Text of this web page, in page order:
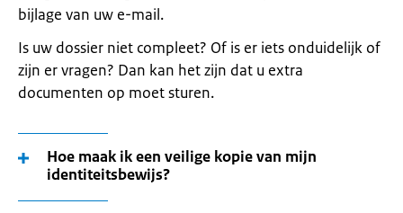
bijlage van uw e-mail.
Is uw dossier niet compleet? Of is er iets onduidelijk of
zijn er vragen? Dan kan het zijn dat u extra
documenten op moet sturen.
Hoe maak ik een veilige kopie van mijn
identiteitsbewijs?